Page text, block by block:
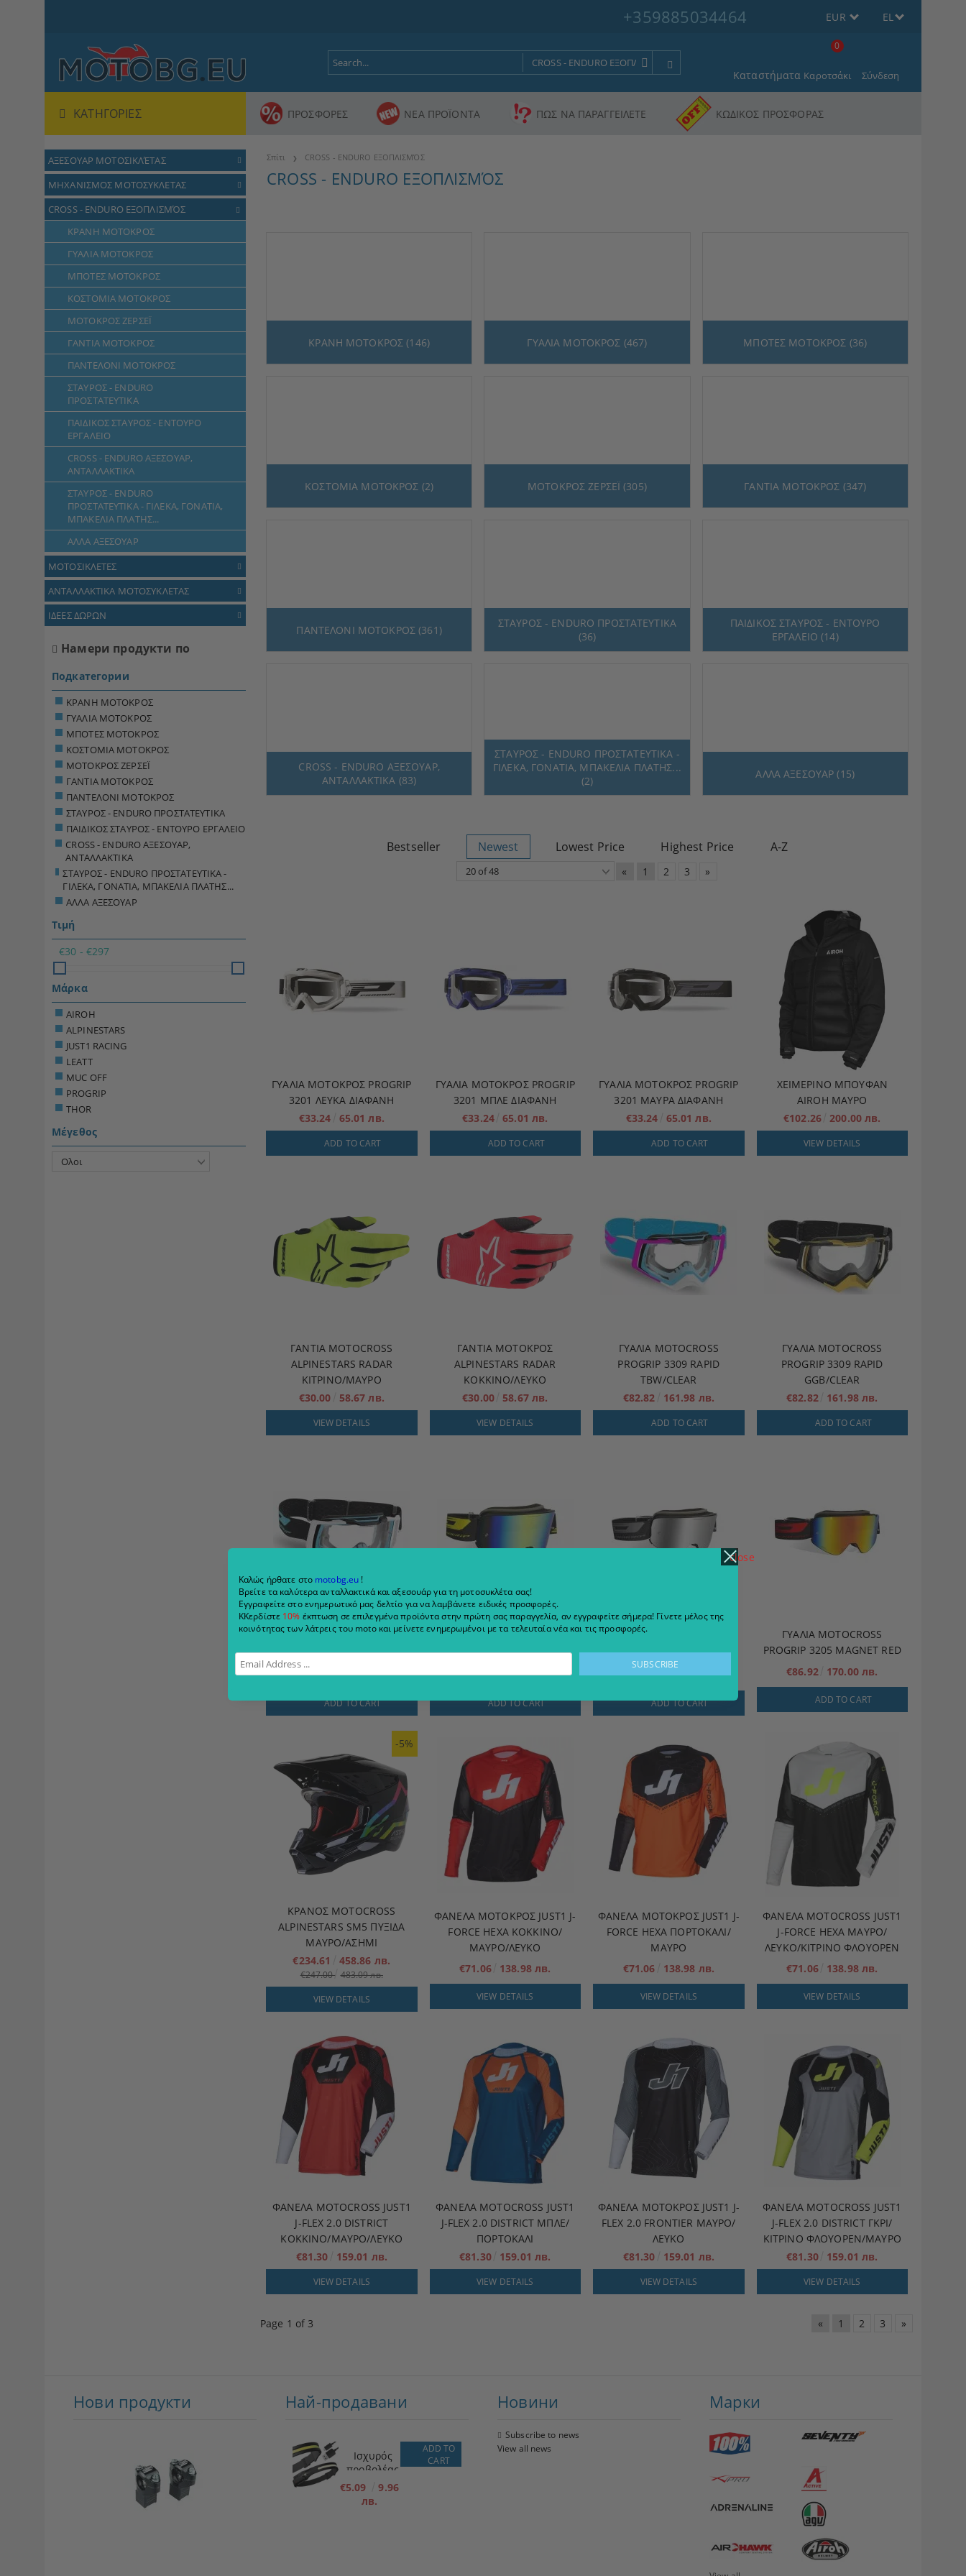
+359885034464 EUR EL
Καταστήματα Καροτσάκι
0
Σύνδεση
ΚΑΤΗΓΟΡΊΕΣ ΠΡΟΣΦΟΡΕΣ ΝΕΑ ΠΡΟΪΟΝΤΑ ΠΩΣ ΝΑ ΠΑΡΑΓΓΕΙΛΕΤΕ ΚΩΔΙΚΟΣ ΠΡΟΣΦΟΡΑΣ
ΑΞΕΣΟΥΑΡ ΜΟΤΟΣΙΚΛΈΤΑΣ
ΜΗΧΑΝΙΣΜΟΣ ΜΟΤΟΣΥΚΛΕΤΑΣ
CROSS - ENDURO ΕΞΟΠΛΙΣΜΌΣ
ΚΡΑΝΗ ΜΟΤΟΚΡΟΣ
ΓΥΑΛΙΑ ΜΟΤΟΚΡΟΣ
ΜΠΟΤΕΣ ΜΟΤΟΚΡΟΣ
ΚΟΣΤΟΜΙΑ ΜΟΤΟΚΡΟΣ
ΜΟΤΟΚΡΟΣ ΖΕΡΣΕΪ
ΓΑΝΤΙΑ ΜΟΤΟΚΡΟΣ
ΠΑΝΤΕΛΟΝΙ ΜΟΤΟΚΡΟΣ
ΣΤΑΥΡΟΣ - ENDURO
ΠΡΟΣΤΑΤΕΥΤΙΚΑ
ΠΑΙΔΙΚΟΣ ΣΤΑΥΡΟΣ - ΕΝΤΟΥΡΟ
ΕΡΓΑΛΕΙΟ
CROSS - ENDURO ΑΞΕΣΟΥΑΡ,
ΑΝΤΑΛΛΑΚΤΙΚΑ
ΣΤΑΥΡΟΣ - ENDURO
ΠΡΟΣΤΑΤΕΥΤΙΚΑ - ΓΙΛΕΚΑ, ΓΟΝΑΤΙΑ,
ΜΠΑΚΕΛΙΑ ΠΛΑΤΗΣ...
ΑΛΛΑ ΑΞΕΣΟΥΑΡ
ΜΟΤΟΣΙΚΛΕΤΕΣ
ΑΝΤΑΛΛΑΚΤΙΚΑ ΜΟΤΟΣΥΚΛΕΤΑΣ
ΙΔΕΕΣ ΔΩΡΩΝ
Намери продукти по
Подкатегории
ΚΡΑΝΗ ΜΟΤΟΚΡΟΣ
ΓΥΑΛΙΑ ΜΟΤΟΚΡΟΣ
ΜΠΟΤΕΣ ΜΟΤΟΚΡΟΣ
ΚΟΣΤΟΜΙΑ ΜΟΤΟΚΡΟΣ
ΜΟΤΟΚΡΟΣ ΖΕΡΣΕΪ
ΓΑΝΤΙΑ ΜΟΤΟΚΡΟΣ
ΠΑΝΤΕΛΟΝΙ ΜΟΤΟΚΡΟΣ
ΣΤΑΥΡΟΣ - ENDURO ΠΡΟΣΤΑΤΕΥΤΙΚΑ
ΠΑΙΔΙΚΟΣ ΣΤΑΥΡΟΣ - ΕΝΤΟΥΡΟ ΕΡΓΑΛΕΙΟ
CROSS - ENDURO ΑΞΕΣΟΥΑΡ,
ΑΝΤΑΛΛΑΚΤΙΚΑ
ΣΤΑΥΡΟΣ - ENDURO ΠΡΟΣΤΑΤΕΥΤΙΚΑ -
ΓΙΛΕΚΑ, ΓΟΝΑΤΙΑ, ΜΠΑΚΕΛΙΑ ΠΛΑΤΗΣ...
ΑΛΛΑ ΑΞΕΣΟΥΑΡ
Τιμή
€30 - €297
Μάρκα
AIROH
ALPINESTARS
JUST1 RACING
LEATT
MUC OFF
PROGRIP
THOR
Μέγεθος
Σπίτι CROSS - ENDURO ΕΞΟΠΛΙΣΜΌΣ
CROSS - ENDURO ΕΞΟΠΛΙΣΜΌΣ
ΚΡΑΝΗ ΜΟΤΟΚΡΟΣ (146) ΓΥΑΛΙΑ ΜΟΤΟΚΡΟΣ (467) ΜΠΟΤΕΣ ΜΟΤΟΚΡΟΣ (36)
ΚΟΣΤΟΜΙΑ ΜΟΤΟΚΡΟΣ (2) ΜΟΤΟΚΡΟΣ ΖΕΡΣΕΪ (305) ΓΑΝΤΙΑ ΜΟΤΟΚΡΟΣ (347)
ΠΑΝΤΕΛΟΝΙ ΜΟΤΟΚΡΟΣ (361)
ΣΤΑΥΡΟΣ - ENDURO ΠΡΟΣΤΑΤΕΥΤΙΚΑ
(36)
ΠΑΙΔΙΚΟΣ ΣΤΑΥΡΟΣ - ΕΝΤΟΥΡΟ
ΕΡΓΑΛΕΙΟ (14)
CROSS - ENDURO ΑΞΕΣΟΥΑΡ,
ΑΝΤΑΛΛΑΚΤΙΚΑ (83)
ΣΤΑΥΡΟΣ - ENDURO ΠΡΟΣΤΑΤΕΥΤΙΚΑ -
ΓΙΛΕΚΑ, ΓΟΝΑΤΙΑ, ΜΠΑΚΕΛΙΑ ΠΛΑΤΗΣ...
(2)
ΑΛΛΑ ΑΞΕΣΟΥΑΡ (15)
Bestseller Newest Lowest Price Highest Price A-Z
« 1 2 3 »
ΓΥΑΛΙΆ ΜΟΤΟΚΡΌΣ PROGRIP
3201 ΛΕΥΚΑ ΔΙΑΦΑΝΗ
€33.24
65.01 лв.
ADD TO CART
ΓΥΑΛΙΆ ΜΟΤΟΚΡΌΣ PROGRIP
3201 ΜΠΛΕ ΔΙΑΦΑΝΗ
€33.24 65.01 лв.
ADD TO CART
ΓΥΑΛΙΆ ΜΟΤΟΚΡΌΣ PROGRIP
3201 ΜΑΥΡΑ ΔΙΑΦΑΝΗ
€33.24
65.01 лв.
ADD TO CART
ΧΕΙΜΕΡΙΝΌ ΜΠΟΥΦΆΝ
AIROH ΜΑΥΡΟ
€102.26 200.00 лв.
VIEW DETAILS
ΓΆΝΤΙΑ MOTOCROSS
ALPINESTARS RADAR
ΚΙΤΡΙΝΟ/ΜΑΥΡΟ
€30.00
58.67 лв.
VIEW DETAILS
ΓΆΝΤΙΑ ΜΟΤΟΚΡΌΣ
ALPINESTARS RADAR
ΚΟΚΚΙΝΟ/ΛΕΥΚΟ
€30.00
58.67 лв.
VIEW DETAILS
ΓΥΑΛΙΆ MOTOCROSS
PROGRIP 3309 RAPID
TBW/CLEAR
€82.82
161.98 лв.
ADD TO CART
ΓΥΑΛΙΆ MOTOCROSS
PROGRIP 3309 RAPID
GGB/CLEAR
€82.82
161.98 лв.
ADD TO CART
ΓΥΑΛΙΆ MOTOCROSS
€82.82 161.98 лв.
ADD TO CART
ΓΥΑΛΙΆ MOTOCROSS
€86.92 170.00 лв.
ADD TO CART
ΓΥΑΛΙΆ MOTOCROSS
SILVER
€86.92 170.00 лв.
ADD TO CART
ΓΥΑΛΙΆ MOTOCROSS
PROGRIP 3205 MAGNET RED
€86.92
170.00 лв.
ADD TO CART
-5%
ΚΡΆΝΟΣ MOTOCROSS
ALPINESTARS SM5 ΠΥΞΊΔΑ
ΜΑΥΡΟ/ΑΣΗΜΙ
€234.61
458.86 лв.
€247.00 483.09 лв.
VIEW DETAILS
ΦΑΝΈΛΑ ΜΟΤΟΚΡΌΣ JUST1 J-
FORCE HEXA ΚΌΚΚΙΝΟ/
ΜΑΎΡΟ/ΛΕΥΚΌ
€71.06
138.98 лв.
VIEW DETAILS
ΦΑΝΈΛΑ ΜΟΤΟΚΡΌΣ JUST1 J-
FORCE HEXA ΠΟΡΤΟΚΑΛΊ/
ΜΑΎΡΟ
€71.06
138.98 лв.
VIEW DETAILS
ΦΑΝΈΛΑ MOTOCROSS JUST1
J-FORCE HEXA ΜΑΎΡΟ/
ΛΕΥΚΌ/ΚΊΤΡΙΝΟ ΦΛΟΥΟΡΈΝ
€71.06
138.98 лв.
VIEW DETAILS
ΦΑΝΈΛΑ MOTOCROSS JUST1
J-FLEX 2.0 DISTRICT
ΚΌΚΚΙΝΟ/ΜΑΎΡΟ/ΛΕΥΚΌ
€81.30
159.01 лв.
VIEW DETAILS
ΦΑΝΈΛΑ MOTOCROSS JUST1
J-FLEX 2.0 DISTRICT ΜΠΛΕ/
ΠΟΡΤΟΚΑΛΊ
€81.30
159.01 лв.
VIEW DETAILS
ΦΑΝΈΛΑ ΜΟΤΟΚΡΌΣ JUST1 J-
FLEX 2.0 FRONTIER ΜΑΎΡΟ/
ΛΕΥΚΌ
€81.30
159.01 лв.
VIEW DETAILS
ΦΑΝΈΛΑ MOTOCROSS JUST1
J-FLEX 2.0 DISTRICT ΓΚΡΙ/
ΚΊΤΡΙΝΟ ΦΛΟΥΟΡΈΝ/ΜΑΎΡΟ
€81.30
159.01 лв.
VIEW DETAILS
Page 1 of 3 « 1 2 3 »
Нови продукти Най-продавани
Ισχυρός
προβολέας
LED + φακός
€5.09
9.96
лв.
ADD TO
CART
Новини
Subscribe to news
View all news
Марки
Καλώς ήρθατε στο motobg.eu !
Βρείτε τα καλύτερα ανταλλακτικά και αξεσουάρ για τη μοτοσυκλέτα σας!
Εγγραφείτε στο ενημερωτικό μας δελτίο για να λαμβάνετε ειδικές προσφορές.
ΚΚερδίστε 10% έκπτωση σε επιλεγμένα προϊόντα στην πρώτη σας παραγγελία, αν εγγραφείτε σήμερα! Γίνετε μέλος της
κοινότητας των λάτρεις του moto και μείνετε ενημερωμένοι με τα τελευταία νέα και τις προσφορές.
close